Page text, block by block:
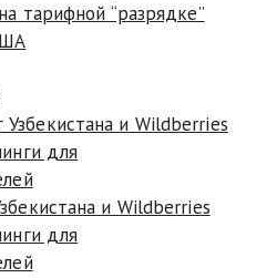
тарифной “разрядке”
и Wildberries
для